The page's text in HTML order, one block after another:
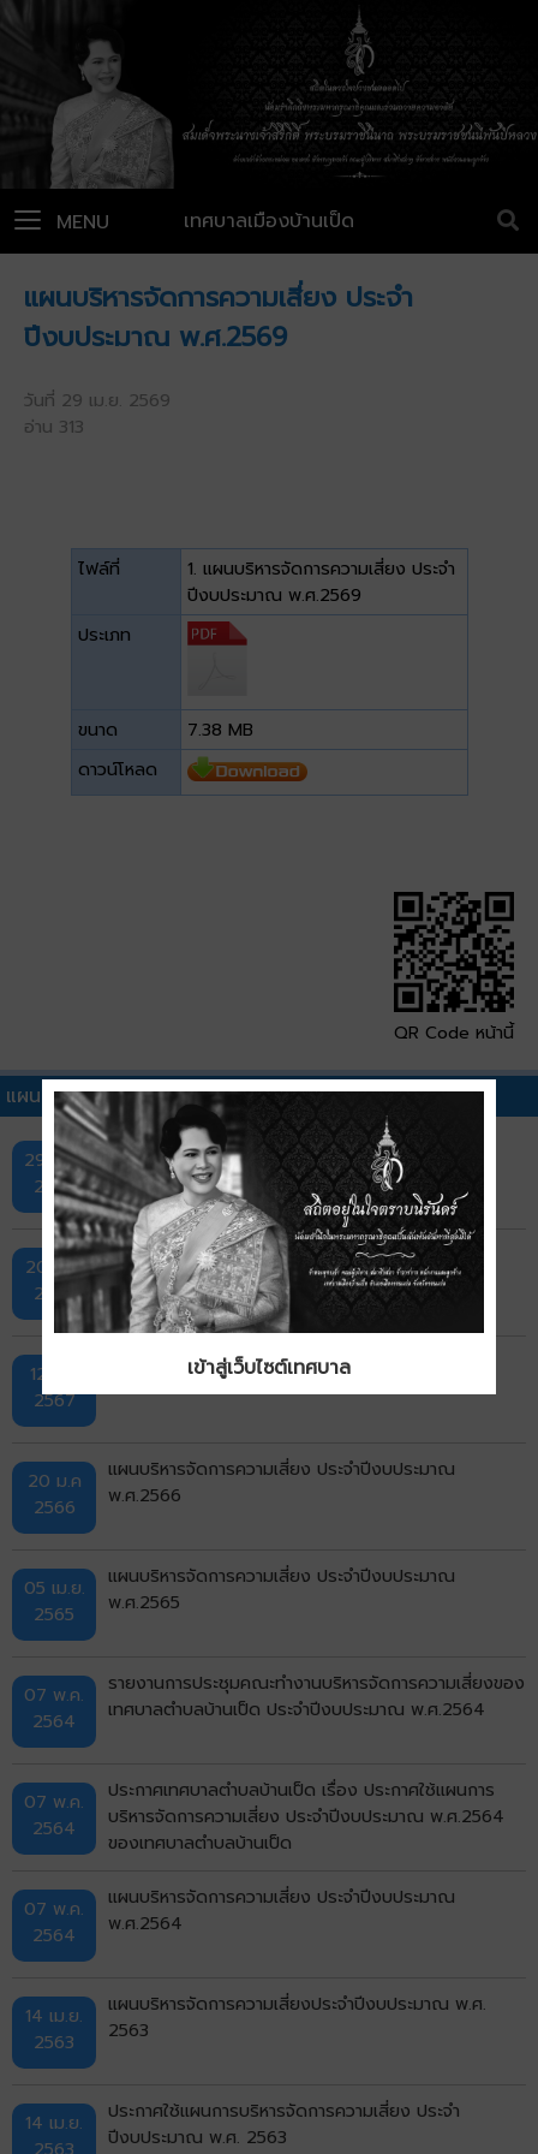
เทศบาลเมืองบ้านเป็ด
MENU
แผนบริหารจัดการความเสี่ยง ประจำ
ปีงบประมาณ พ.ศ.2569
วันที่ 29 เม.ย. 2569
อ่าน 313
ไฟล์ที่
1. แผนบริหารจัดการความเสี่ยง ประจำ
ปีงบประมาณ พ.ศ.2569
ประเภท
ขนาด
7.38 MB
ดาวน์โหลด
QR Code หน้านี้
แผนบริหารจัดการความเสี่ยง ประจำปีงบประมาณอื่นๆ
29 เม.ย.
2569
แผนบริหารจัดการความเสี่ยง ประจำปีงบประมาณ
พ.ศ.2569
20 มี.ค.
2568
แผนบริหารจัดการความเสี่ยง ประจำปีงบประมาณ
พ.ศ.2568
12 ม.ค
2567
แผนบริหารจัดการความเสี่ยง ประจำปีงบประมาณ
พ.ศ.2567
20 ม.ค
2566
แผนบริหารจัดการความเสี่ยง ประจำปีงบประมาณ
พ.ศ.2566
05 เม.ย.
2565
แผนบริหารจัดการความเสี่ยง ประจำปีงบประมาณ
พ.ศ.2565
07 พ.ค.
2564
รายงานการประชุมคณะทำงานบริหารจัดการความเสี่ยงของ
เทศบาลตำบลบ้านเป็ด ประจำปีงบประมาณ พ.ศ.2564
07 พ.ค.
2564
ประกาศเทศบาลตำบลบ้านเป็ด เรื่อง ประกาศใช้แผนการ
บริหารจัดการความเสี่ยง ประจำปีงบประมาณ พ.ศ.2564
ของเทศบาลตำบลบ้านเป็ด
07 พ.ค.
2564
แผนบริหารจัดการความเสี่ยง ประจำปีงบประมาณ
พ.ศ.2564
14 เม.ย.
2563
แผนบริหารจัดการความเสี่ยงประจำปีงบประมาณ พ.ศ.
2563
14 เม.ย.
ประกาศใช้แผนการบริหารจัดการความเสี่ยง ประจำ
ปีงบประมาณ พ.ศ. 2563
เข้าสู่เว็บไซต์เทศบาล